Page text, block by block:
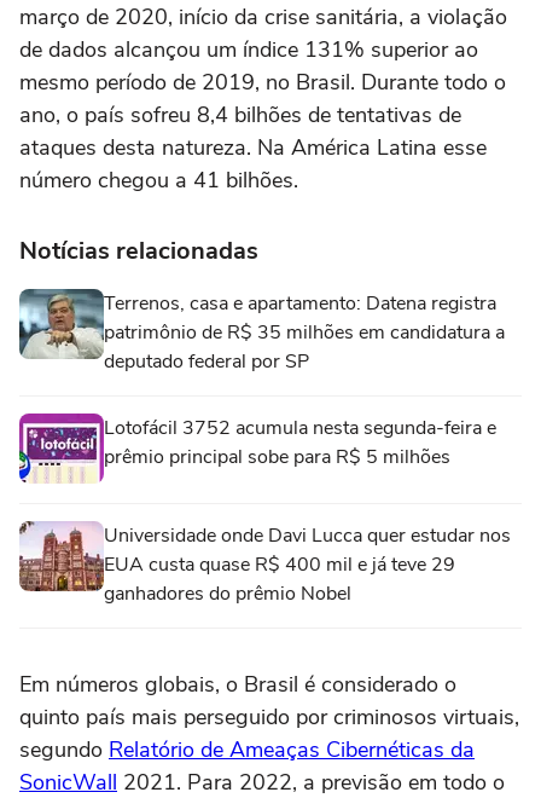
março de 2020, início da crise sanitária, a violação
de dados alcançou um índice 131% superior ao
mesmo período de 2019, no Brasil. Durante todo o
ano, o país sofreu 8,4 bilhões de tentativas de
ataques desta natureza. Na América Latina esse
número chegou a 41 bilhões.
Notícias relacionadas
Terrenos, casa e apartamento: Datena registra
patrimônio de R$ 35 milhões em candidatura a
deputado federal por SP
Lotofácil 3752 acumula nesta segunda-feira e
prêmio principal sobe para R$ 5 milhões
Universidade onde Davi Lucca quer estudar nos
EUA custa quase R$ 400 mil e já teve 29
ganhadores do prêmio Nobel
Em números globais, o Brasil é considerado o
quinto país mais perseguido por criminosos virtuais,
segundo Relatório de Ameaças Cibernéticas da
SonicWall 2021. Para 2022, a previsão em todo o